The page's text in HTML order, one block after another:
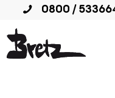
0800 /